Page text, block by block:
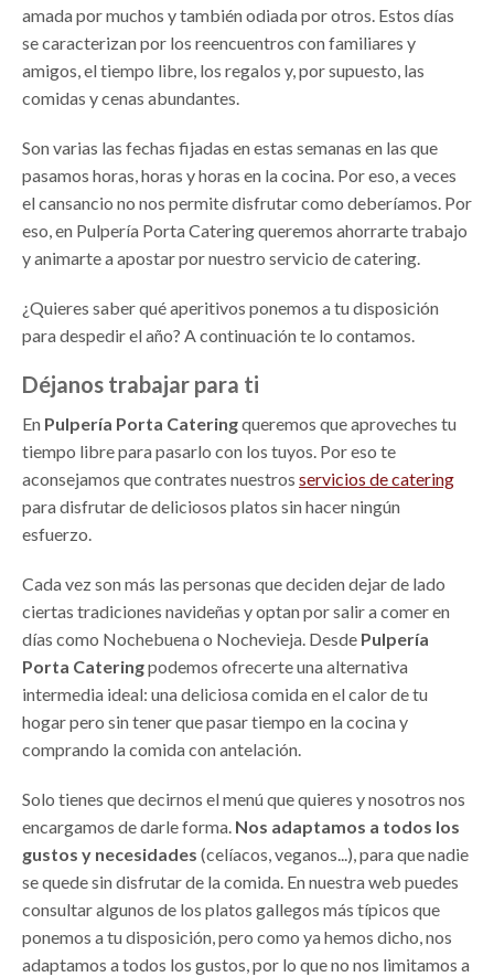
amada por muchos y también odiada por otros. Estos días
se caracterizan por los reencuentros con familiares y
amigos, el tiempo libre, los regalos y, por supuesto, las
comidas y cenas abundantes.
Son varias las fechas fijadas en estas semanas en las que
pasamos horas, horas y horas en la cocina. Por eso, a veces
el cansancio no nos permite disfrutar como deberíamos. Por
eso, en Pulpería Porta Catering queremos ahorrarte trabajo
y animarte a apostar por nuestro servicio de catering.
¿Quieres saber qué aperitivos ponemos a tu disposición
para despedir el año? A continuación te lo contamos.
Déjanos trabajar para ti
En Pulpería Porta Cateringqueremos que aproveches tu
tiempo libre para pasarlo con los tuyos. Por eso te
aconsejamos que contrates nuestros servicios de catering
para disfrutar de deliciosos platos sin hacer ningún
esfuerzo.
Cada vez son más las personas que deciden dejar de lado
ciertas tradiciones navideñas y optan por salir a comer en
días como Nochebuena o Nochevieja. Desde Pulpería
Porta Cateringpodemos ofrecerte una alternativa
intermedia ideal: una deliciosa comida en el calor de tu
hogar pero sin tener que pasar tiempo en la cocina y
comprando la comida con antelación.
Solo tienes que decirnos el menú que quieres y nosotros nos
encargamos de darle forma. Nos adaptamos a todos los
gustos y necesidades (celíacos, veganos...), para que nadie
se quede sin disfrutar de la comida. En nuestra web puedes
consultar algunos de los platos gallegos más típicos que
ponemos a tu disposición, pero como ya hemos dicho, nos
adaptamos a todos los gustos, por lo que no nos limitamos a